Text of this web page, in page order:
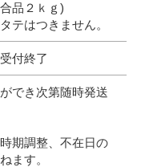
品２ｋｇ)
テはつきません。
付終了
でき次第随時発送
期調整、不在日の
ます。